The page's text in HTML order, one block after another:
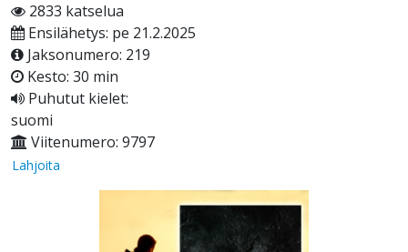
2833 katselua
Ensilähetys: pe 21.2.2025
Jaksonumero: 219
Kesto: 30 min
Puhutut kielet:
suomi
Viitenumero: 9797
Lahjoita